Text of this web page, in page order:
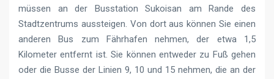
müssen an der Busstation Sukoisan am Rande des
Stadtzentrums aussteigen. Von dort aus können Sie einen
anderen Bus zum Fährhafen nehmen, der etwa 1,5
Kilometer entfernt ist. Sie können entweder zu Fuß gehen
oder die Busse der Linien 9, 10 und 15 nehmen, die an der